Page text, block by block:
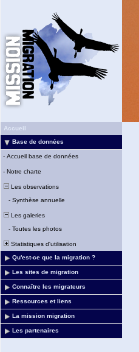
Accueil
Base de données
- Accueil base de données
- Notre charte
Les observations
- Synthèse annuelle
Les galeries
- Toutes les photos
Statistiques d'utilisation
Qu'est-ce que la migration ?
Les sites de migration
Connaître les migrateurs
Ressources et liens
La mission migration
Les partenaires